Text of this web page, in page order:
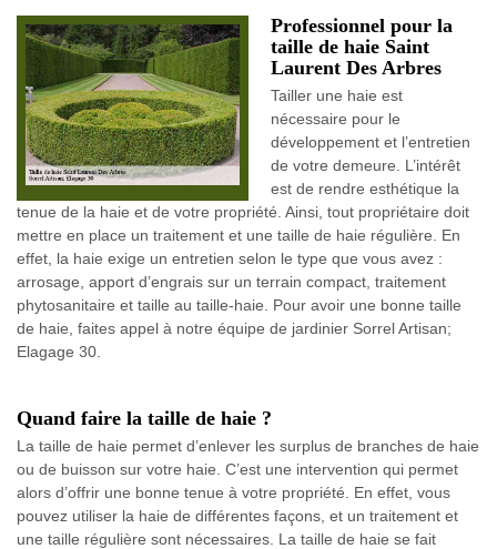
Professionnel pour la
taille de haie Saint
Laurent Des Arbres
Tailler une haie est
nécessaire pour le
développement et l’entretien
de votre demeure. L’intérêt
est de rendre esthétique la
tenue de la haie et de votre propriété. Ainsi, tout propriétaire doit
mettre en place un traitement et une taille de haie régulière. En
effet, la haie exige un entretien selon le type que vous avez :
arrosage, apport d’engrais sur un terrain compact, traitement
phytosanitaire et taille au taille-haie. Pour avoir une bonne taille
de haie, faites appel à notre équipe de jardinier Sorrel Artisan;
Elagage 30.
Quand faire la taille de haie ?
La taille de haie permet d’enlever les surplus de branches de haie
ou de buisson sur votre haie. C’est une intervention qui permet
alors d’offrir une bonne tenue à votre propriété. En effet, vous
pouvez utiliser la haie de différentes façons, et un traitement et
une taille régulière sont nécessaires. La taille de haie se fait